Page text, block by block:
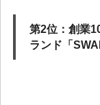
第2位：創業
ランド「